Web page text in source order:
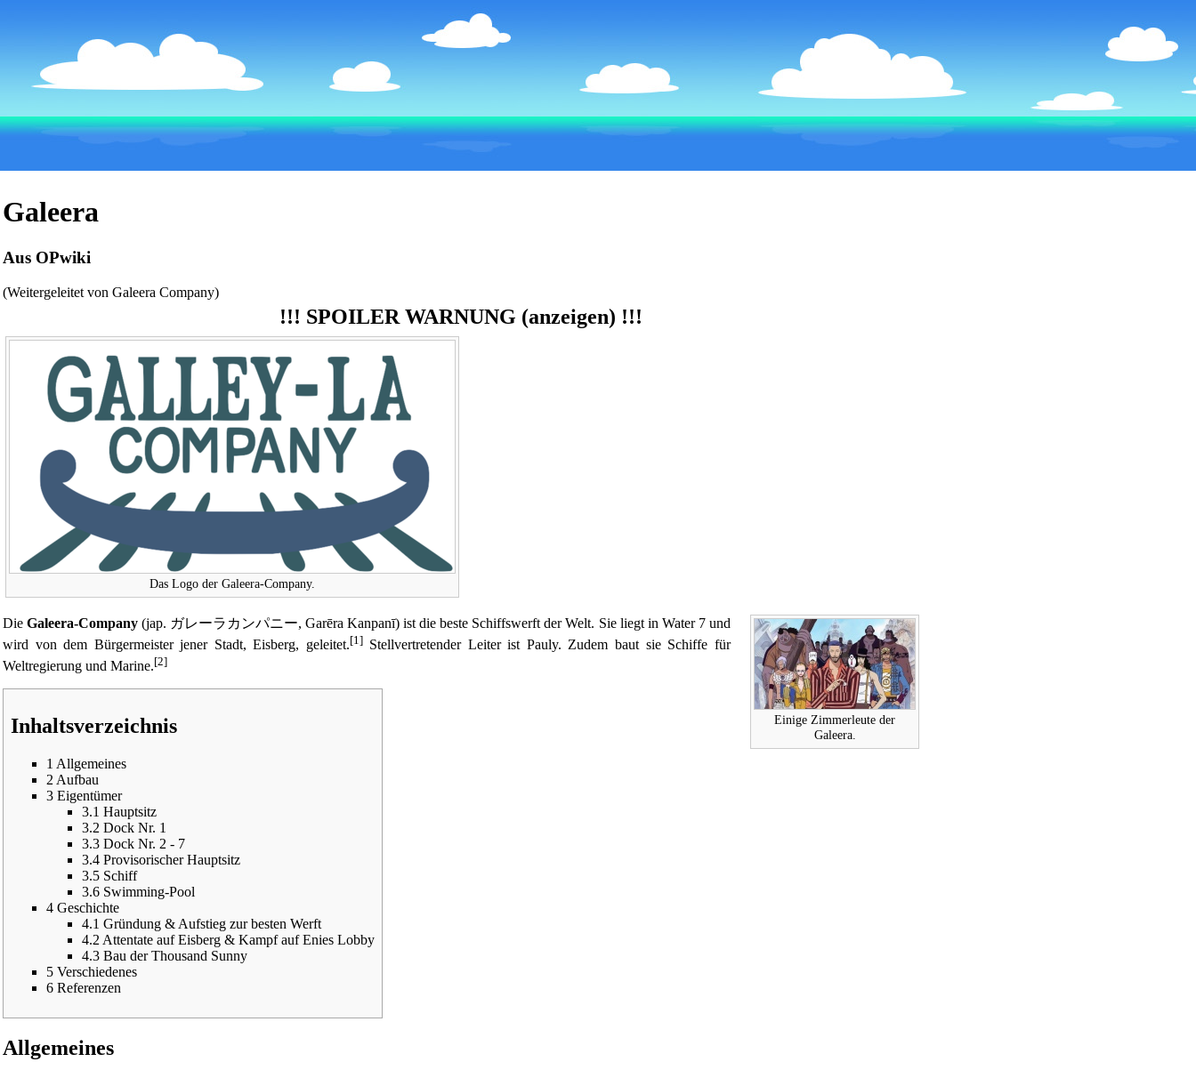
Galeera
Aus OPwiki
(Weitergeleitet von Galeera Company)
!!! SPOILER WARNUNG (anzeigen) !!!
Das Logo der Galeera-Company.
Einige Zimmerleute der
Galeera.
DieGaleera-Company (jap. ガレーラカンパニー, Garēra Kanpanī) ist die beste Schiffswerft derWelt. Sie liegt in Water 7und
wird von dem Bürgermeisterjener Stadt,Eisberg, geleitet.[1]Stellvertretender Leiter ist Pauly. Zudem baut sie Schiffe für
Weltregierung und Marine.[2]
Inhaltsverzeichnis
1 Allgemeines
2 Aufbau
3 Eigentümer
3.1 Hauptsitz
3.2 Dock Nr. 1
3.3 Dock Nr. 2 - 7
3.4 Provisorischer Hauptsitz
3.5 Schiff
3.6 Swimming-Pool
4 Geschichte
4.1 Gründung & Aufstieg zur besten Werft
4.2 Attentate auf Eisberg & Kampf auf Enies Lobby
4.3 Bau der Thousand Sunny
5 Verschiedenes
6 Referenzen
Allgemeines